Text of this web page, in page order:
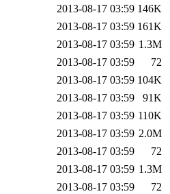
2013-08-17 03:59 146K
2013-08-17 03:59 161K
2013-08-17 03:59 1.3M
2013-08-17 03:59
72
2013-08-17 03:59 104K
2013-08-17 03:59
91K
2013-08-17 03:59 110K
2013-08-17 03:59 2.0M
2013-08-17 03:59
72
2013-08-17 03:59 1.3M
2013-08-17 03:59
72